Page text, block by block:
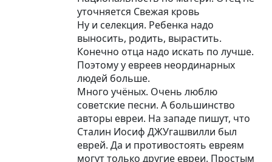
уточняется Свежая кровь
Ну и селекция. Ребенка надо
выносить, родить, вырастить.
Конечно отца надо искать по лучше.
Поэтому у евреев неординарных
людей больше.
Много учёных. Очень люблю
советские песни. А большинство
авторы евреи. На западе пишут, что
Сталин Иосиф ДЖУгашвилли был
еврей. Да и противостоять евреям
могут только другие евреи. Простым